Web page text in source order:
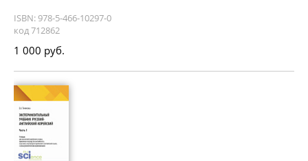
ISBN: 978-5-466-10297-0
код 712862
1 000 руб.